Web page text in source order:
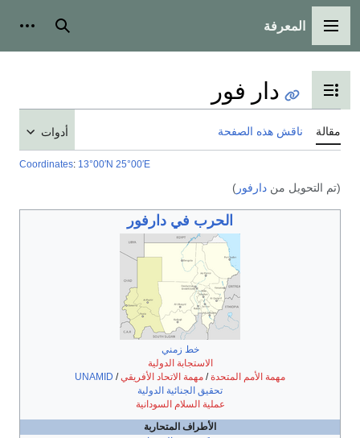
القائمة الرئيسية
المعرفة بحث
تبديل عرض جدول المحتويات
دار فور
مقالة ناقش هذه الصفحة أدوات
Coordinates: 13°00′N 25°00′E
(تم التحويل من دارفور )
الحرب في دارفور
خط زمني
الاستجابة الدولية
مهمة الأمم المتحدة/ مهمة الاتحاد الأفريقي/
UNAMID
تحقيق الجنائية الدولية
عملية السلام السودانية
الأطراف المتحاربة